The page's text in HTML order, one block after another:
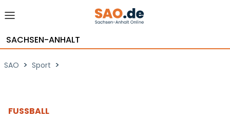
SACHSEN-ANHALT
SAO > Sport >
FUSSBALL